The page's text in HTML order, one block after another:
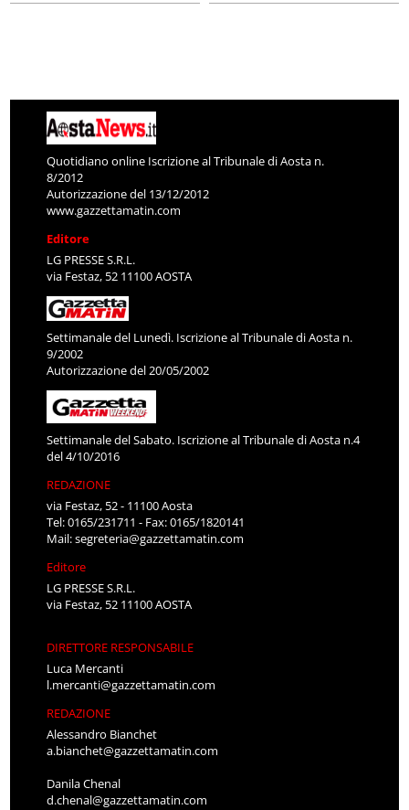
Quotidiano online Iscrizione al Tribunale di Aosta n.
8/2012
Autorizzazione del 13/12/2012
www.gazzettamatin.com
Editore
LG PRESSE S.R.L.
via Festaz, 52 11100 AOSTA
Settimanale del Lunedì. Iscrizione al Tribunale di Aosta n.
9/2002
Autorizzazione del 20/05/2002
Settimanale del Sabato. Iscrizione al Tribunale di Aosta n.4
del 4/10/2016
REDAZIONE
via Festaz, 52 - 11100 Aosta
Tel: 0165/231711 - Fax: 0165/1820141
Mail:segreteria@gazzettamatin.com
Editore
LG PRESSE S.R.L.
via Festaz, 52 11100 AOSTA
DIRETTORE RESPONSABILE
Luca Mercanti
l.mercanti@gazzettamatin.com
REDAZIONE
Alessandro Bianchet
a.bianchet@gazzettamatin.com
Danila Chenal
d.chenal@gazzettamatin.com